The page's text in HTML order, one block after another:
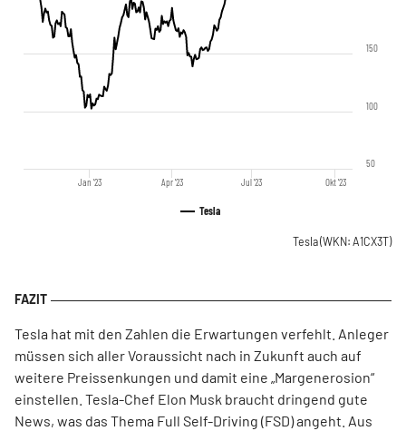
Tesla
Jan '23 Jul '23
Apr '23 Okt '23
50
100
150
Tesla(WKN: A1CX3T)
Tesla hat mit den Zahlen die Erwartungen verfehlt. Anleger
müssen sich aller Voraussicht nach in Zukunft auch auf
weitere Preissenkungen und damit eine „Margenerosion“
einstellen. Tesla-Chef Elon Musk braucht dringend gute
News, was das Thema Full Self-Driving (FSD) angeht. Aus